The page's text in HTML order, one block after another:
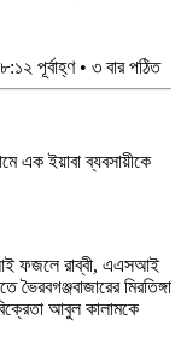
পূর্বাহ্ণ • ৩ বার পঠিত
এক ইয়াবা ব্যবসায়ীকে
ফজলে রাব্বী, এএসআই
মিরতিঙ্গা
আবুল কালামকে